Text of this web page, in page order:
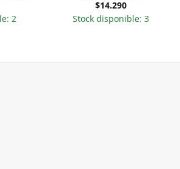
2
$14.290
Stock disponible: 3